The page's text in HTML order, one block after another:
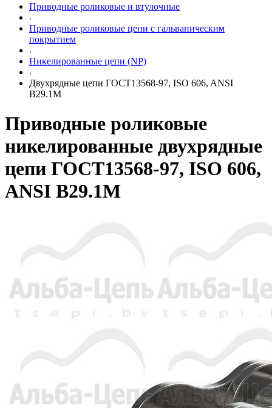
Приводные роликовые и втулочные
Приводные роликовые цепи с гальваническим
покрытием
Никелированные цепи (NP)
Двухрядные цепи ГОСТ13568-97, ISO 606, ANSI
B29.1M
Приводные роликовые
никелированные двухрядные
цепи ГОСТ13568-97, ISO 606,
ANSI B29.1M